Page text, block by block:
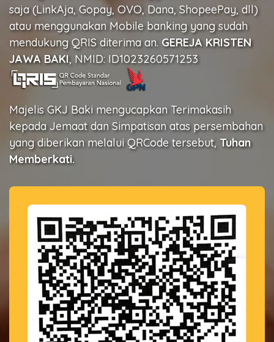
saja (LinkAja, Gopay, OVO, Dana, ShopeePay, dll)
atau menggunakan Mobile banking yang sudah
mendukung QRIS diterima an. GEREJA KRISTEN
JAWA BAKI, NMID: ID1023260571253
Majelis GKJ Baki mengucapkan Terimakasih
kepada Jemaat dan Simpatisan atas persembahan
yang diberikan melalui QRCode tersebut, Tuhan
Memberkati.